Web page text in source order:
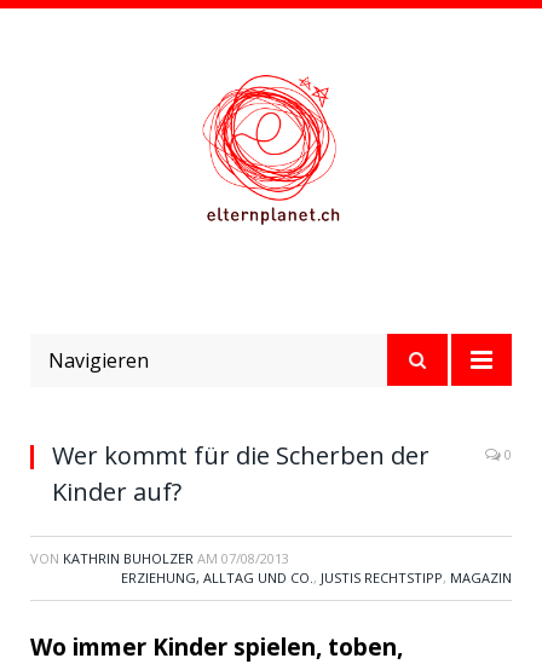
Navigieren
Wer kommt für die Scherben der
Kinder auf?
0
VON KATHRIN BUHOLZER AM 07/08/2013
ERZIEHUNG, ALLTAG UND CO., JUSTIS RECHTSTIPP, MAGAZIN
Wo immer Kinder spielen, toben,